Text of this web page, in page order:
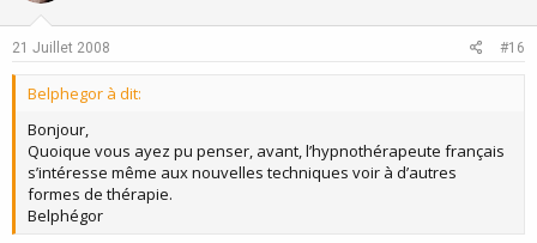
21 Juillet 2008 #16
Belphegor à dit:
Bonjour,
Quoique vous ayez pu penser, avant, l’hypnothérapeute français
s’intéresse même aux nouvelles techniques voir à d’autres
formes de thérapie.
Belphégor